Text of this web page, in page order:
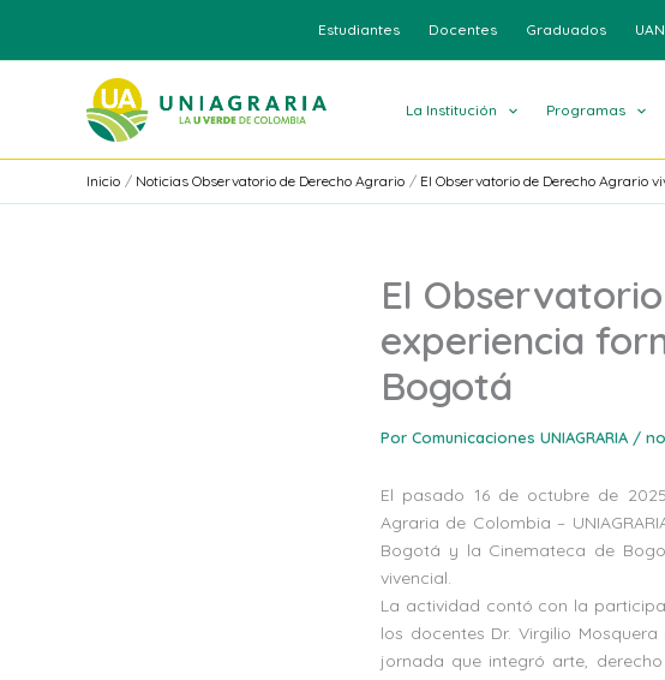
contenido
Estudiantes Docentes Graduados
La Institución Programas
Inicio Noticias Observatorio de Derecho Agrario El Observatorio de Derecho Agrario
El
experiencia
Bogotá
Por Comunicaciones UNIAGRARIA /
El pasado 16 de octubre de
Agraria de Colombia –
Bogotá y la Cinemateca de
vivencial.
La actividad contó con la
los docentes Dr. Virgilio
jornada que integró arte,